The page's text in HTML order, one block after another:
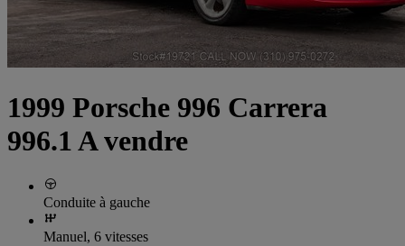
1999 Porsche 996 Carrera
996.1 A vendre
Conduite à gauche
Manuel, 6 vitesses